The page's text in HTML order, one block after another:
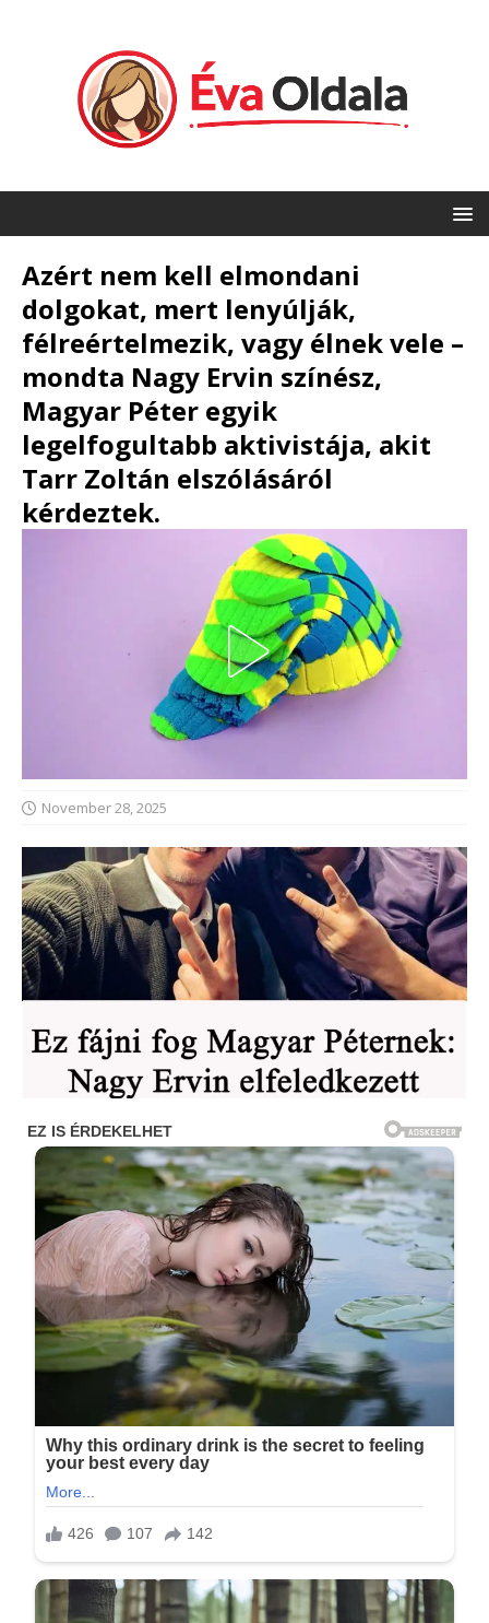
Azért nem kell elmondani
dolgokat, mert lenyúlják,
félreértelmezik, vagy élnek vele –
mondta Nagy Ervin színész,
Magyar Péter egyik
legelfogultabb aktivistája, akit
Tarr Zoltán elszólásáról
kérdeztek.
November 28, 2025